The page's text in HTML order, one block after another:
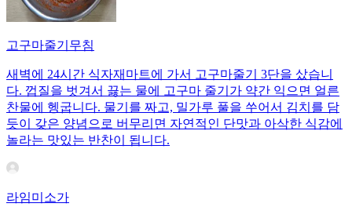
고구마줄기무침
새벽에 24시간 식자재마트에 가서 고구마줄기 3단을 샀습니
다. 껍질을 벗겨서 끓는 물에 고구마 줄기가 약간 익으면 얼른
찬물에 헹굽니다. 물기를 짜고, 밀가루 풀을 쑤어서 김치를 담
듯이 갖은 양념으로 버무리면 자연적인 단맛과 아삭한 식감에
놀라는 맛있는 반찬이 됩니다.
라임미소가